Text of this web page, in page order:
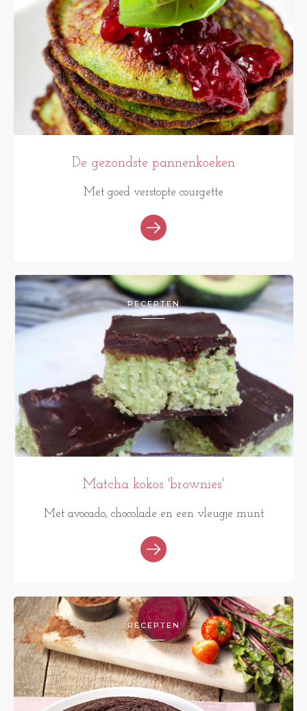
De gezondste pannenkoeken
Met goed verstopte courgette
RECEPTEN
Matcha kokos 'brownies'
Met avocado, chocolade en een vleugje munt
RECEPTEN